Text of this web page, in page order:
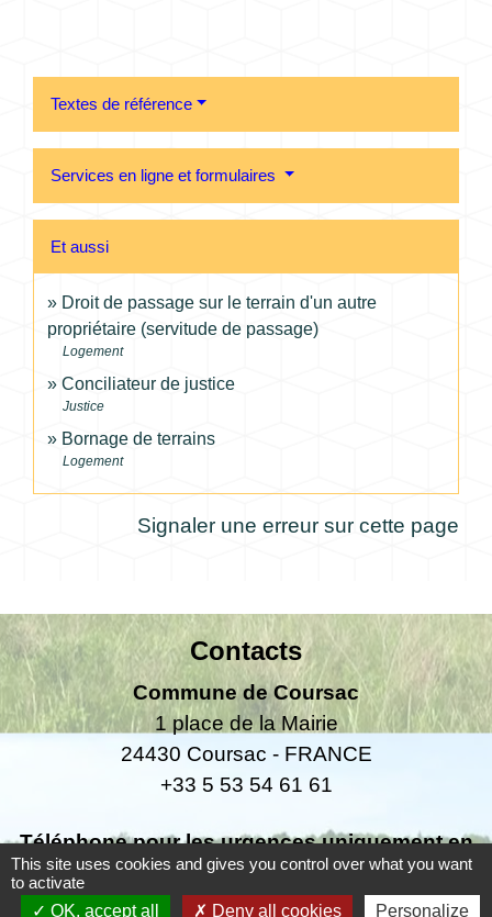
Textes de référence
Services en ligne et formulaires
Et aussi
Droit de passage sur le terrain d'un autre
propriétaire (servitude de passage)
Logement
Conciliateur de justice
Justice
Bornage de terrains
Logement
Signaler une erreur sur cette page
Contacts
Commune de Coursac
1 place de la Mairie
24430 Coursac - FRANCE
+33 5 53 54 61 61
Téléphone pour les urgences uniquement en
dehors des horaires d'ouverture de la mairie
06.25.42.48.37
This site uses cookies and gives you control over what you want
to activate
OK, accept all
Deny all cookies Personalize